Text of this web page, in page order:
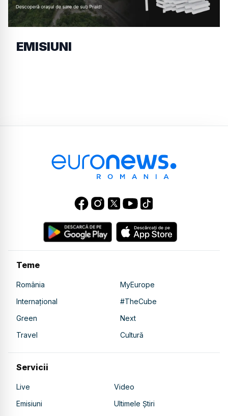
EMISIUNI
Teme
România
MyEurope
Internațional
#TheCube
Green
Next
Travel
Cultură
Servicii
Live
Video
Emisiuni
Ultimele Știri